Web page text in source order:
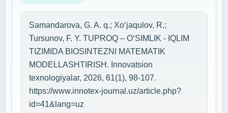
Samandarova, G. A. q.; Xo‘jaqulov, R.;
Tursunov, F. Y. TUPROQ – O‘SIMLIK - IQLIM
TIZIMIDA BIOSINTEZNI MATEMATIK
MODELLASHTIRISH. Innovatsion
texnologiyalar, 2026, 61(1), 98-107.
https://www.innotex-journal.uz/article.php?
id=41&lang=uz